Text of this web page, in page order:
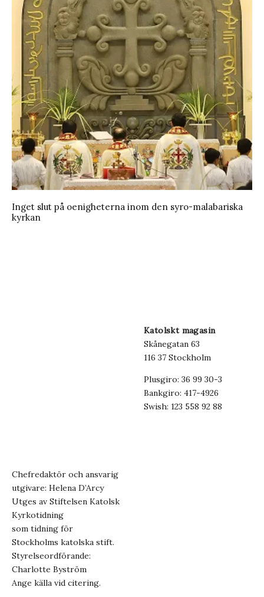
Inget slut på oenigheterna inom den syro-malabariska
kyrkan
Katolskt magasin
Skånegatan 63
116 37 Stockholm
Plusgiro: 36 99 30-3
Bankgiro: 417-4926
Swish: 123 558 92 88
Chefredaktör och ansvarig
utgivare: Helena D’Arcy
Utges av Stiftelsen Katolsk
Kyrkotidning
som tidning för
Stockholms katolska stift.
Styrelseordförande:
Charlotte Byström
Ange källa vid citering.